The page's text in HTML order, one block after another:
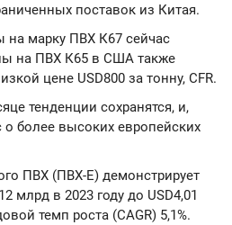
поставок из Китая.
марку ПВХ К67 сейчас
на ПВХ К65 в США также
цене USD800 за тонну, CFR.
тенденции сохранятся, и,
более высоких европейских
ПВХ (ПВХ-Е) демонстрирует
млрд в 2023 году до USD4,01
темп роста (CAGR) 5,1%.